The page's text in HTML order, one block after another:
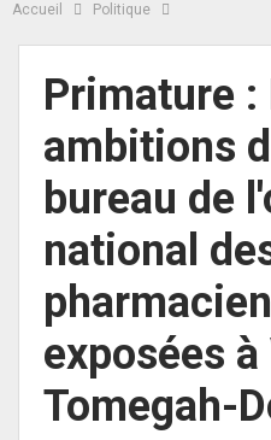
Accueil Politique
Primature :
ambitions
bureau de
national
exposées
Tomegah-